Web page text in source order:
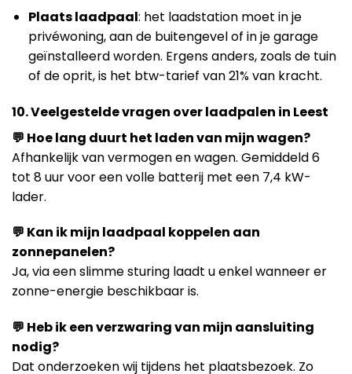
Plaats laadpaal: het laadstation moet in je
privéwoning, aan de buitengevel of in je garage
geïnstalleerd worden. Ergens anders, zoals de tuin
of de oprit, is het btw-tarief van 21% van kracht.
10. Veelgestelde vragen over laadpalen in Leest
💬 Hoe lang duurt het laden van mijn wagen?
Afhankelijk van vermogen en wagen. Gemiddeld 6
tot 8 uur voor een volle batterij met een 7,4 kW-
lader.
💬 Kan ik mijn laadpaal koppelen aan
zonnepanelen?
Ja, via een slimme sturing laadt u enkel wanneer er
zonne-energie beschikbaar is.
💬 Heb ik een verzwaring van mijn aansluiting
nodig?
Dat onderzoeken wij tijdens het plaatsbezoek. Zo